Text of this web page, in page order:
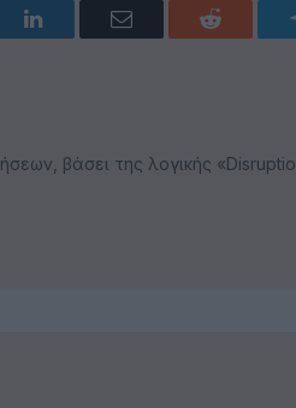
LinkedIn Email Reddit
βάσει της λογικής